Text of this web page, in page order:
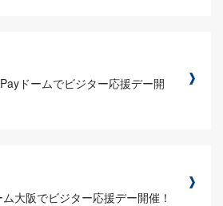
ドームでビジター応援デー開
大阪でビジター応援デー開催！